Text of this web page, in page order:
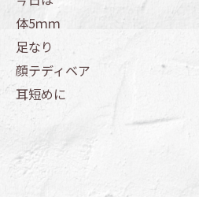
体5ｍｍ
足なり
顔テディベア
耳短めに